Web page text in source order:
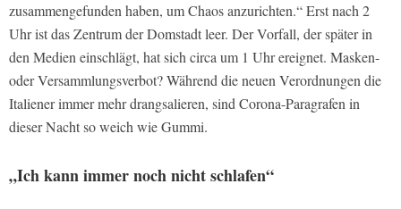
zusammengefunden haben, um Chaos anzurichten.“ Erst nach 2
Uhr ist das Zentrum der Domstadt leer. Der Vorfall, der später in
den Medien einschlägt, hat sich circa um 1 Uhr ereignet. Masken-
oder Versammlungsverbot? Während die neuen Verordnungen die
Italiener immer mehr drangsalieren, sind Corona-Paragrafen in
dieser Nacht so weich wie Gummi.
„Ich kann immer noch nicht schlafen“